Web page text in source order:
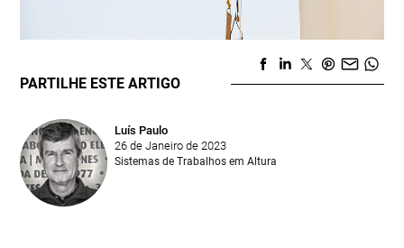
PARTILHE ESTE ARTIGO
Luís Paulo
26 de Janeiro de 2023
Sistemas de Trabalhos em Altura